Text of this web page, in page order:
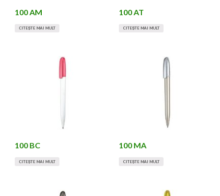
100 AM
CITEȘTE MAI MULT
100 AT
CITEȘTE MAI MULT
100 BC
CITEȘTE MAI MULT
100 MA
CITEȘTE MAI MULT